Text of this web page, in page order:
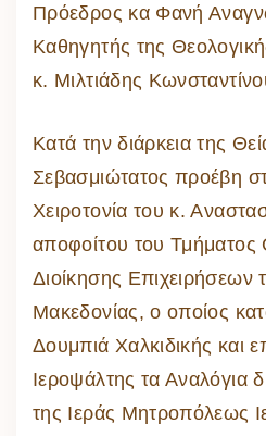
Πρόεδρος κα Φανή
Καθηγητής της
κ. Μιλτιάδης
Κατά την διάρκεια της
Σεβασμιώτατος προέβη
Χειροτονία του κ.
αποφοίτου του
Διοίκησης Επιχειρήσεων
Μακεδονίας, ο οποίος
Δουμπιά Χαλκιδικής και
Ιεροψάλτης τα Αναλόγια
της Ιεράς Μητροπόλεως